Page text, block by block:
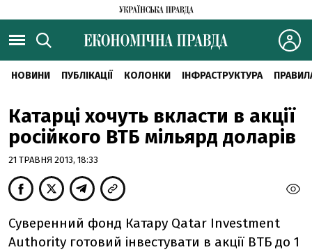
НОВИНИ ПУБЛІКАЦІЇ КОЛОНКИ ІНФРАСТРУКТУРА
Катарці хочуть вкласти в акції
російкого ВТБ мільярд доларів
21 ТРАВНЯ 2013, 18:33
Суверенний фонд Катару Qatar Investment
Authority готовий інвестувати в акції ВТБ до 1